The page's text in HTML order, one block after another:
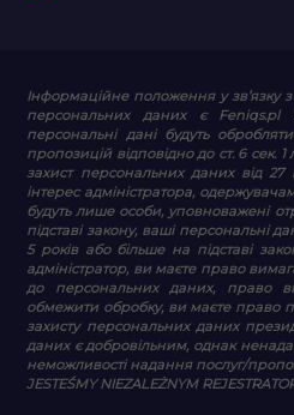
Інформаційне положення у зв’язку
персональних даних є Feniqs.pl
персональні дані будуть
пропозицій відповідно до ст. 6 сек.
захист персональних даних від 27
інтерес адміністратора,
будуть лише особи, уповноважені
підставі закону, ваші персональні
5 років або більше на підставі
адміністратор, ви маєте право
до персональних даних, право
обмежити обробку, ви маєте право
захисту персональних даних
даних є добровільним, однак
неможливості надання послуг/
JESTEŚMY NIEZALEŻNYM